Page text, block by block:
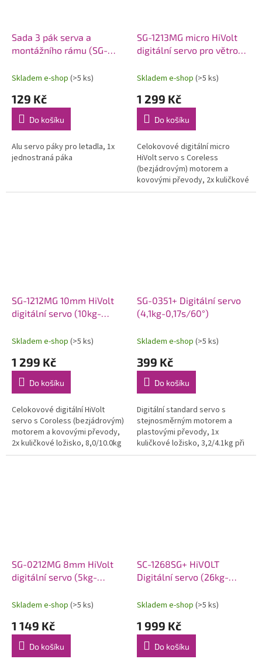
Sada 3 pák serva a
montážního rámu (SG-
Skladem e-shop (>5 ks)
129 Kč
Do košíku
Alu servo páky pro letadla, 1x
jednostraná páka
SG-1213MG micro HiVolt
digitální servo pro větroně
Skladem e-shop (>5 ks)
1 299 Kč
Do košíku
Celokovové digitální micro
HiVolt servo s Coreless
(bezjádrovým) motorem a
kovovými převody, 2x kuličkové
ložisko, 3,5/4.5kg při 6,0/7,4V a
SG-1212MG 10mm HiVolt
digitální servo (10kg-
Skladem e-shop (>5 ks)
1 299 Kč
Do košíku
Celokovové digitální HiVolt
servo s Coroless (bezjádrovým)
motorem a kovovými převody,
2x kuličkové ložisko, 8,0/10.0kg
při 7,4/8,4V a 0,12/0,095s na
SG-0351+ Digitální servo
(4,1kg-0,17s/60°)
Skladem e-shop (>5 ks)
399 Kč
Do košíku
Digitální standard servo s
stejnosměrným motorem a
plastovými převody, 1x
kuličkové ložisko, 3,2/4.1kg při
4,8/6,0V a 0,22/0,17s na 4,8/6,0V,
SG-0212MG 8mm HiVolt
digitální servo (5kg-
Skladem e-shop (>5 ks)
1 149 Kč
Do košíku
SC-1268SG+ HiVOLT
Digitální servo (26kg-
Skladem e-shop (>5 ks)
1 999 Kč
Do košíku